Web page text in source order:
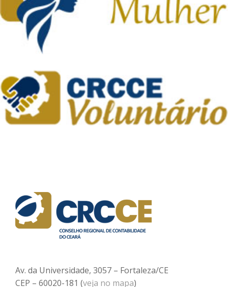
Av. da Universidade, 3057 – Fortaleza/CE
CEP – 60020-181 (veja no mapa)